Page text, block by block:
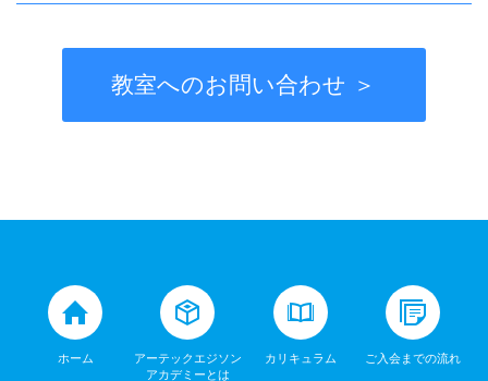
教室へのお問い合わせ ＞
ホーム
アーテックエジソン
アカデミーとは
カリキュラム ご入会までの流れ